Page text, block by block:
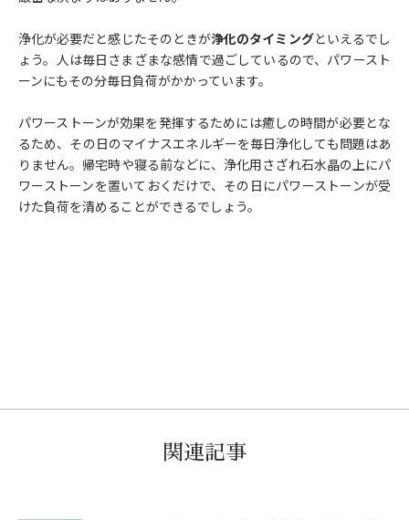
浄化が必要だと感じたそのときが浄化のタイミングといえるでし
ょう。人は毎日さまざまな感情で過ごしているので、パワースト
ーンにもその分毎日負荷がかかっています。
パワーストーンが効果を発揮するためには癒しの時間が必要とな
るため、その日のマイナスエネルギーを毎日浄化しても問題はあ
りません。帰宅時や寝る前などに、浄化用さざれ石水晶の上にパ
ワーストーンを置いておくだけで、その日にパワーストーンが受
けた負荷を清めることができるでしょう。
関連記事